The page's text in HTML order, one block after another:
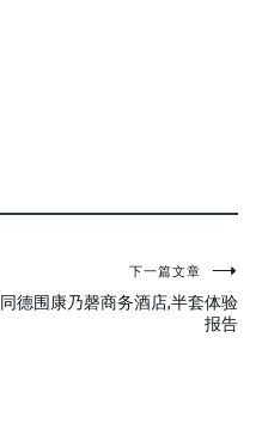
下一篇文章
同德围康乃磬商务酒店,半套体验
报告